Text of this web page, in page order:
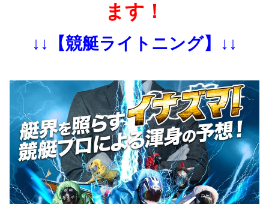
ます！
↓↓【競艇ライトニング】↓↓